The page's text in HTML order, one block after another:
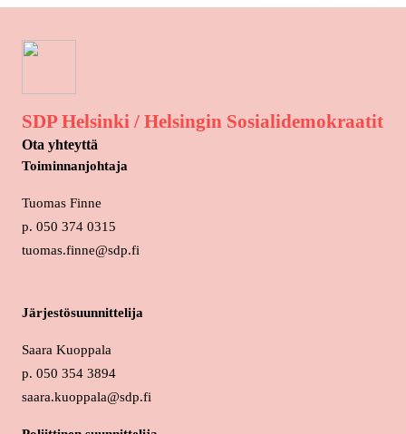
SDP Helsinki / Helsingin Sosialidemokraatit
Ota yhteyttä
Toiminnanjohtaja
Tuomas Finne
p. 050 374 0315
tuomas.finne@sdp.fi
Järjestösuunnittelija
Saara Kuoppala
p. 050 354 3894
saara.kuoppala@sdp.fi